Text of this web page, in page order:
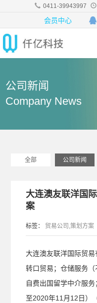
0411-39943997
会员中心
公司新闻
Company News
全部 公司新闻
大连澳友联洋国
案
标签： 贸易公司,策划方案
大连澳友联洋国际贸易
转口贸易；仓储服务（
自费出国留学中介服
至2020年11月12日）